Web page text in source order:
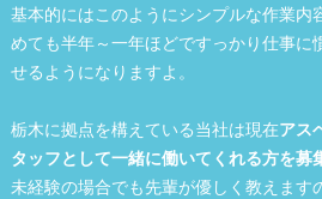
基本的にはこのようにシンプルな作業内
めても半年～一年ほどですっかり仕事に
せるようになりますよ。
栃木に拠点を構えている当社は現在アス
タッフとして一緒に働いてくれる方を募
未経験の場合でも先輩が優しく教えます